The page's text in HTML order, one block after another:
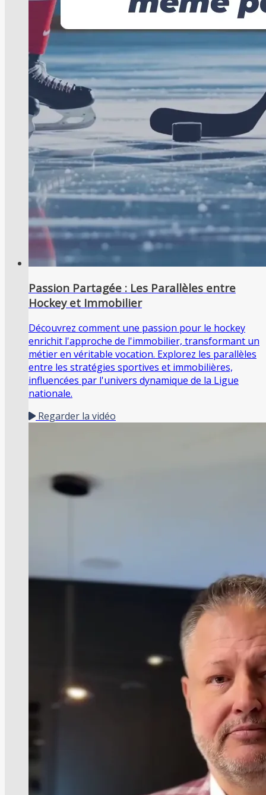
Passion Partagée : Les Parallèles entre
Hockey et Immobilier
Découvrez comment une passion pour le hockey
enrichit l'approche de l'immobilier, transformant un
métier en véritable vocation. Explorez les parallèles
entre les stratégies sportives et immobilières,
influencées par l'univers dynamique de la Ligue
nationale.
Regarder la vidéo